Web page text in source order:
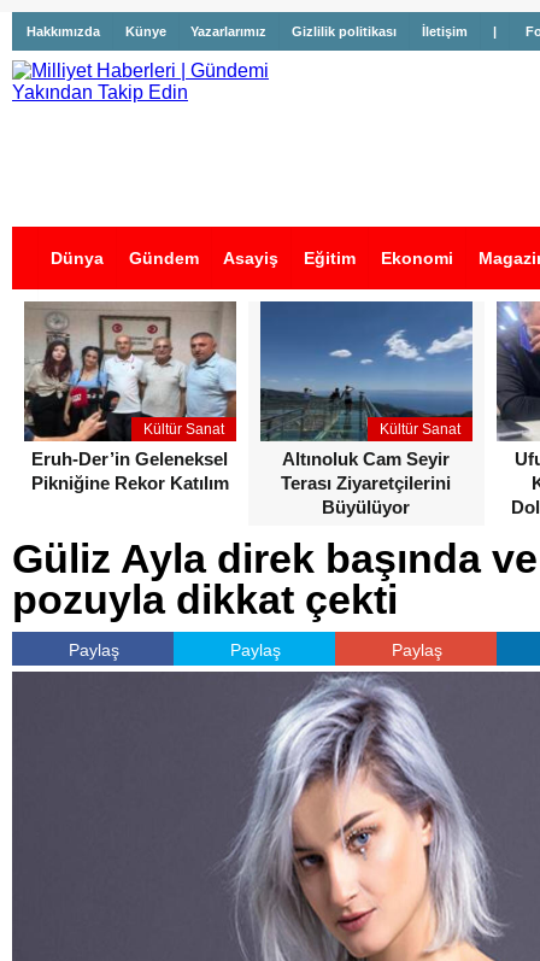
Hakkımızda Künye Yazarlarımız Gizlilik politikası İletişim |
Dünya Gündem Asayiş Eğitim Ekonomi
İş İlanları
Kültür Sanat
Eruh-Der’in Geleneksel
Pikniğine Rekor Katılım
Kültür Sanat
Altınoluk Cam Seyir
Terası Ziyaretçilerini
Büyülüyor
Güliz Ayla direk başında
pozuyla dikkat çekti
Paylaş Paylaş Paylaş